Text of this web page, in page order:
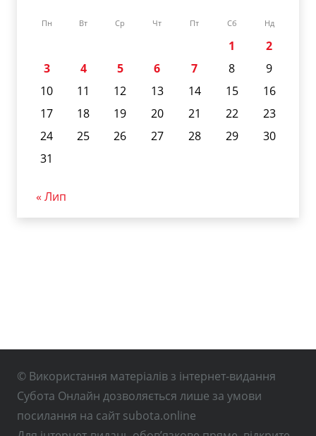
Пн Вт Ср Чт Пт Сб Нд
1
2
3
4 5 6 7 8
9
10
11 12 13 14 15
16
17
18 19 20 21 22
23
24
25 26 27 28 29
30
31
« Лип
© Використання матеріалів з інтернет-видання
Субота Онлайн дозволяється лише за умови
посилання на сайт subota.online